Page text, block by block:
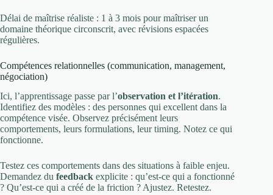
Délai de maîtrise réaliste : 1 à 3 mois pour maîtriser un
domaine théorique circonscrit, avec révisions espacées
régulières.
Compétences relationnelles (communication, management,
négociation)
Ici, l’apprentissage passe par l’observation et l’itération.
Identifiez des modèles : des personnes qui excellent dans la
compétence visée. Observez précisément leurs
comportements, leurs formulations, leur timing. Notez ce qui
fonctionne.
Testez ces comportements dans des situations à faible enjeu.
Demandez du feedback explicite : qu’est-ce qui a fonctionné
? Qu’est-ce qui a créé de la friction ? Ajustez. Retestez.